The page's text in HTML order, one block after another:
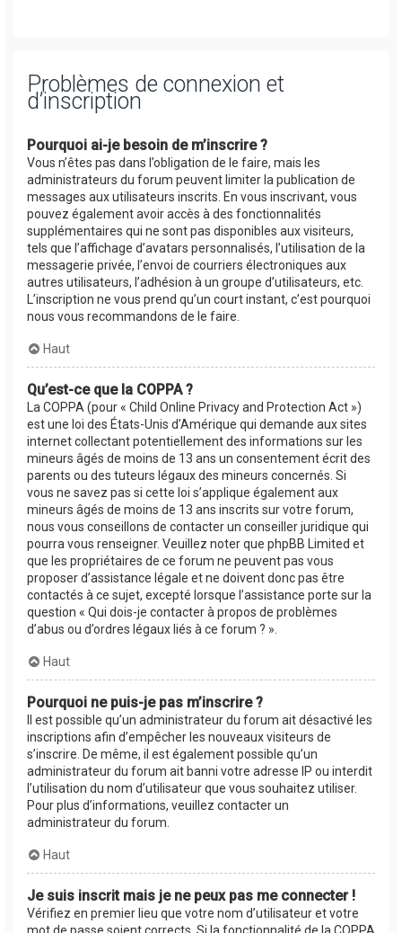
Problèmes de connexion et
d’inscription
Pourquoi ai-je besoin de m’inscrire ?
Vous n’êtes pas dans l’obligation de le faire, mais les
administrateurs du forum peuvent limiter la publication de
messages aux utilisateurs inscrits. En vous inscrivant, vous
pouvez également avoir accès à des fonctionnalités
supplémentaires qui ne sont pas disponibles aux visiteurs,
tels que l’affichage d’avatars personnalisés, l’utilisation de la
messagerie privée, l’envoi de courriers électroniques aux
autres utilisateurs, l’adhésion à un groupe d’utilisateurs, etc.
L’inscription ne vous prend qu’un court instant, c’est pourquoi
nous vous recommandons de le faire.
Haut
Qu’est-ce que la COPPA ?
La COPPA (pour « Child Online Privacy and Protection Act »)
est une loi des États-Unis d’Amérique qui demande aux sites
internet collectant potentiellement des informations sur les
mineurs âgés de moins de 13 ans un consentement écrit des
parents ou des tuteurs légaux des mineurs concernés. Si
vous ne savez pas si cette loi s’applique également aux
mineurs âgés de moins de 13 ans inscrits sur votre forum,
nous vous conseillons de contacter un conseiller juridique qui
pourra vous renseigner. Veuillez noter que phpBB Limited et
que les propriétaires de ce forum ne peuvent pas vous
proposer d’assistance légale et ne doivent donc pas être
contactés à ce sujet, excepté lorsque l’assistance porte sur la
question « Qui dois-je contacter à propos de problèmes
d’abus ou d’ordres légaux liés à ce forum ? ».
Haut
Pourquoi ne puis-je pas m’inscrire ?
Il est possible qu’un administrateur du forum ait désactivé les
inscriptions afin d’empêcher les nouveaux visiteurs de
s’inscrire. De même, il est également possible qu’un
administrateur du forum ait banni votre adresse IP ou interdit
l’utilisation du nom d’utilisateur que vous souhaitez utiliser.
Pour plus d’informations, veuillez contacter un
administrateur du forum.
Haut
Je suis inscrit mais je ne peux pas me connecter !
Vérifiez en premier lieu que votre nom d’utilisateur et votre
mot de passe soient corrects. Si la fonctionnalité de la COPPA